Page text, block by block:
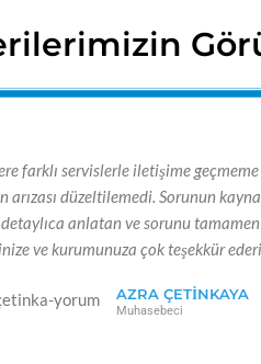
farklı servislerle iletişime
arızası düzeltilemedi. Sorunun
anlatan ve sorunu tamamen
ve kurumunuza çok teşekkür
AZRA ÇETINKAYA
Muhasebeci